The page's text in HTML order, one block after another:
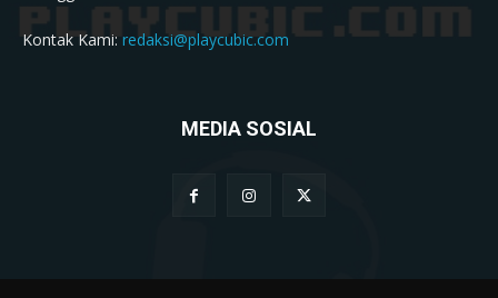
Kontak Kami:redaksi@playcubic.com
MEDIA SOSIAL